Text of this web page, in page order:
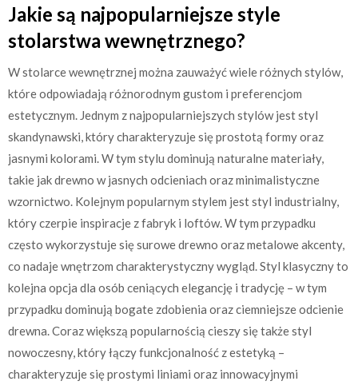
Jakie są najpopularniejsze style
stolarstwa wewnętrznego?
W stolarce wewnętrznej można zauważyć wiele różnych stylów,
które odpowiadają różnorodnym gustom i preferencjom
estetycznym. Jednym z najpopularniejszych stylów jest styl
skandynawski, który charakteryzuje się prostotą formy oraz
jasnymi kolorami. W tym stylu dominują naturalne materiały,
takie jak drewno w jasnych odcieniach oraz minimalistyczne
wzornictwo. Kolejnym popularnym stylem jest styl industrialny,
który czerpie inspiracje z fabryk i loftów. W tym przypadku
często wykorzystuje się surowe drewno oraz metalowe akcenty,
co nadaje wnętrzom charakterystyczny wygląd. Styl klasyczny to
kolejna opcja dla osób ceniących elegancję i tradycję – w tym
przypadku dominują bogate zdobienia oraz ciemniejsze odcienie
drewna. Coraz większą popularnością cieszy się także styl
nowoczesny, który łączy funkcjonalność z estetyką –
charakteryzuje się prostymi liniami oraz innowacyjnymi